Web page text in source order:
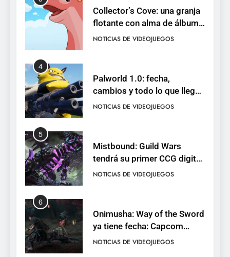
Collector’s Cove: una granja
flotante con alma de álbum
NOTICIAS DE VIDEOJUEGOS
4
Palworld 1.0: fecha,
cambios y todo lo que llega
completo
NOTICIAS DE VIDEOJUEGOS
5
Mistbound: Guild Wars
tendrá su primer CCG digital
NOTICIAS DE VIDEOJUEGOS
6
Onimusha: Way of the Sword
ya tiene fecha: Capcom
reservas
NOTICIAS DE VIDEOJUEGOS